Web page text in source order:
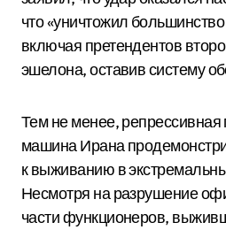
что «уничтожил
включая претендентов
эшелона, оставив систему
Тем не менее, репрессивная
машина Ирана
к выживанию в
Несмотря на разрушение
части функционеров,